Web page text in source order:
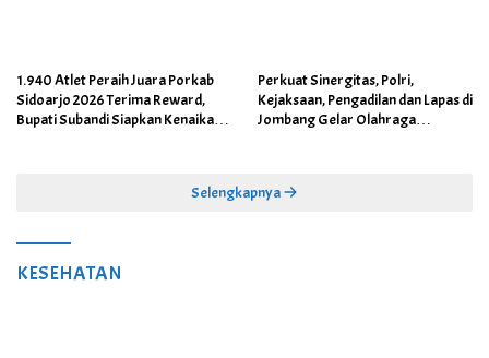
1.940 Atlet Peraih Juara Porkab
Sidoarjo 2026 Terima Reward,
Bupati Subandi Siapkan Kenaikan
Perkuat Sinergitas, Polri,
Kejaksaan, Pengadilan dan Lapas di
Jombang Gelar Olahraga
Selengkapnya
KESEHATAN